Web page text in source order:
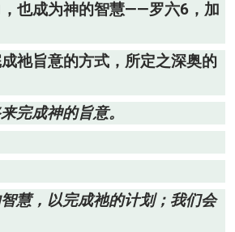
也成为神的智慧——罗六6，加
祂旨意的方式，所定之深奥的
完成神的旨意。
慧，以完成祂的计划；我们会